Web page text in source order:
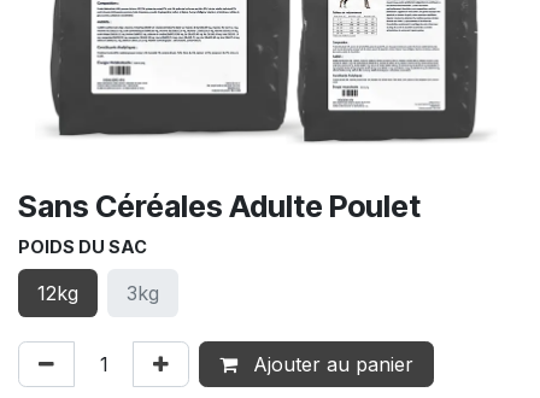
Sans Céréales Adulte Poulet
POIDS DU SAC
12kg 3kg
Ajouter au panier